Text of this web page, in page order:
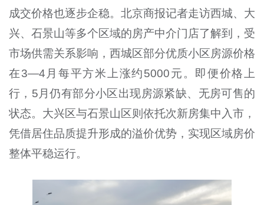
成交价格也逐步企稳。北京商报记者走访西城、大
兴、石景山等多个区域的房产中介门店了解到，受
市场供需关系影响，西城区部分优质小区房源价格
在3—4月每平方米上涨约5000元。即便价格上
行，5月仍有部分小区出现房源紧缺、无房可售的
状态。大兴区与石景山区则依托次新房集中入市，
凭借居住品质提升形成的溢价优势，实现区域房价
整体平稳运行。